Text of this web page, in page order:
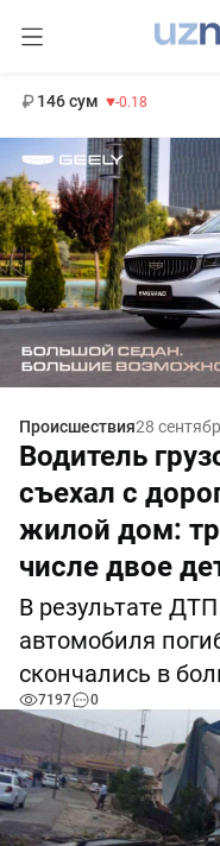
146 сум -0.18
Происшествия28
Водитель
съехал с
жилой дом:
числе двое
В результате
автомобиля
скончались в
7197 0